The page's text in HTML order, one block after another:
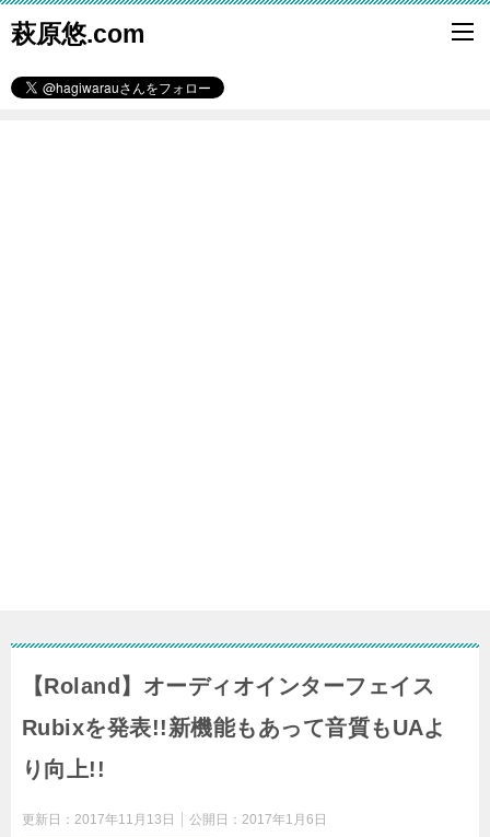
萩原悠.com
【Roland】オーディオインターフェイス
Rubixを発表!!新機能もあって音質もUAよ
り向上!!
更新日： 2017年11月13日 公開日： 2017年1月6日